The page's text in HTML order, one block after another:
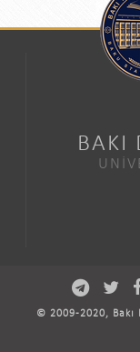
BAKI
© 2009-2020,